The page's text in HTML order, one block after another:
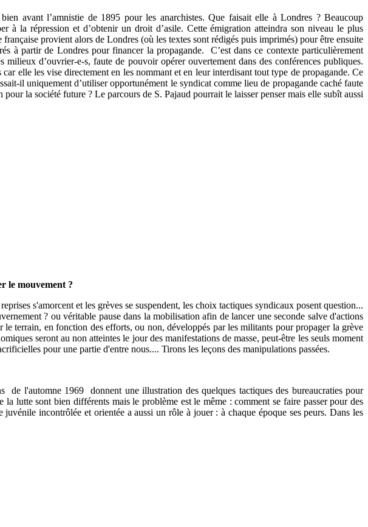
avant l’amnistie de 1895 pour les anarchistes. Que faisait elle à Londres ? Beaucoup
à la répression et d’obtenir un droit d’asile. Cette émigration atteindra son niveau le plus
provient alors de Londres (où les textes sont rédigés puis imprimés) pour être ensuite
à partir de Londres pour financer la propagande. C’est dans ce contexte particulièrement
d’ouvrier-e-s, faute de pouvoir opérer ouvertement dans des conférences publiques.
elle les vise directement en les nommant et en leur interdisant tout type de propagande. Ce
il uniquement d’utiliser opportunément le syndicat comme lieu de propagande caché faute
la société future ? Le parcours de S. Pajaud pourrait le laisser penser mais elle subît aussi
le mouvement ?
s'amorcent et les grèves se suspendent, les choix tactiques syndicaux posent question...
? ou véritable pause dans la mobilisation afin de lancer une seconde salve d'actions
terrain, en fonction des efforts, ou non, développés par les militants pour propager la grève
seront au non atteintes le jour des manifestations de masse, peut-être les seuls moment
pour une partie d'entre nous.... Tirons les leçons des manipulations passées.
l'automne 1969 donnent une illustration des quelques tactiques des bureaucraties pour
lutte sont bien différents mais le problème est le même : comment se faire passer pour des
incontrôlée et orientée a aussi un rôle à jouer : à chaque époque ses peurs. Dans les